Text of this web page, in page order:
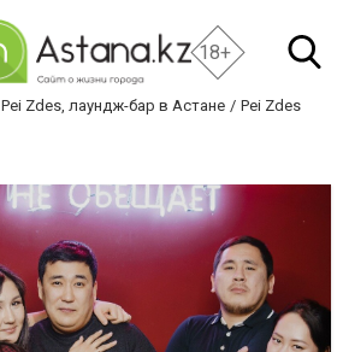
18+
Pei Zdes, лаундж-бар в Астане Pei Zdes